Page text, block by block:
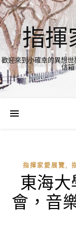
指揮
歡迎來到小確幸的異想
信
指揮家愛展覽,
東海
會，音